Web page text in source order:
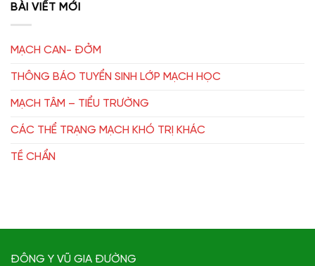
BÀI VIẾT MỚI
MẠCH CAN- ĐỞM
THÔNG BÁO TUYỂN SINH LỚP MẠCH HỌC
MẠCH TÂM – TIỂU TRƯỜNG
CÁC THỂ TRẠNG MẠCH KHÓ TRỊ KHÁC
TỀ CHẨN
ĐÔNG Y VŨ GIA ĐƯỜNG